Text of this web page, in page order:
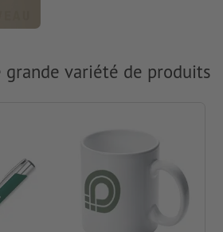
grande variété de produits